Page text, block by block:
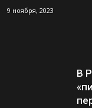
9 ноября, 2023
В